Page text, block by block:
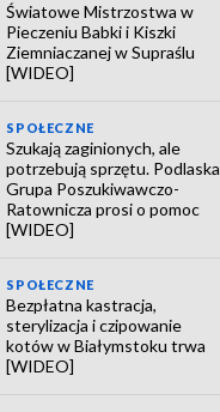
Światowe Mistrzostwa w
Pieczeniu Babki i Kiszki
Ziemniaczanej w Supraślu
[WIDEO]
SPOŁECZNE
Szukają zaginionych, ale
potrzebują sprzętu. Podlaska
Grupa Poszukiwawczo-
Ratownicza prosi o pomoc
[WIDEO]
SPOŁECZNE
Bezpłatna kastracja,
sterylizacja i czipowanie
kotów w Białymstoku trwa
[WIDEO]